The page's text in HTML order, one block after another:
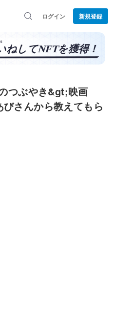
ログイン 新規登録
つぶやき&gt;映画
びさんから教えてもら